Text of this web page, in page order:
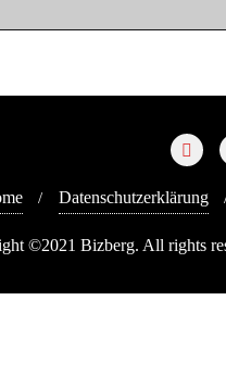
Datenschutzerklärung
©2021 Bizberg. All rights